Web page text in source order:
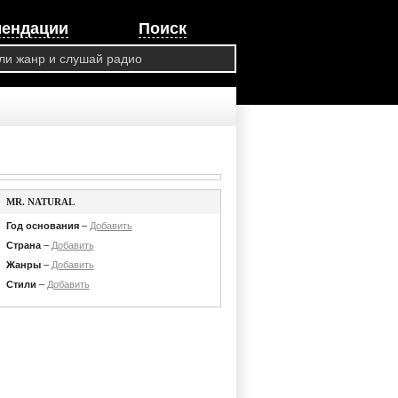
Поиск
MR. NATURAL
Год основания– Добавить
Страна– Добавить
Жанры– Добавить
Стили – Добавить